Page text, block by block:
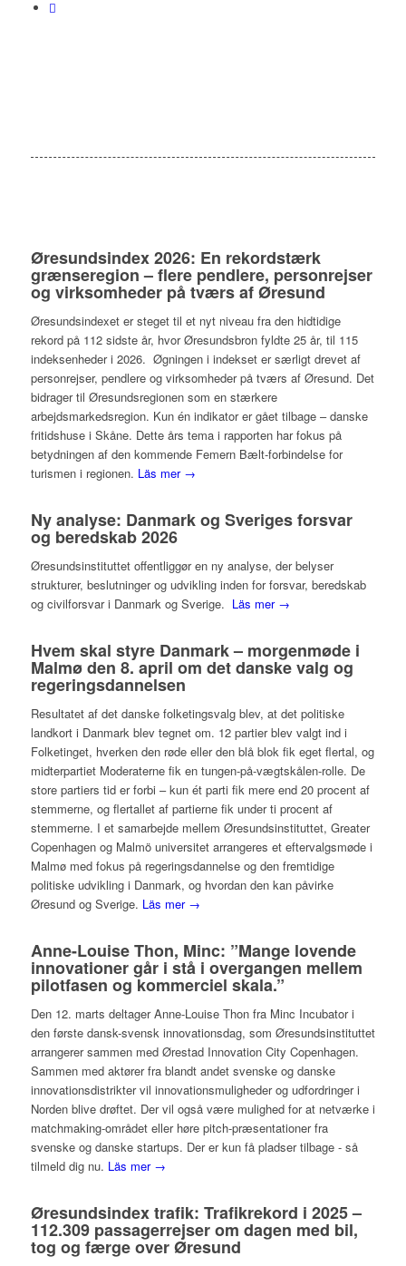
Øresundsindex 2026: En rekordstærk
grænseregion – flere pendlere, personrejser
og virksomheder på tværs af Øresund
Øresundsindexet er steget til et nyt niveau fra den hidtidige
rekord på 112 sidste år, hvor Øresundsbron fyldte 25 år, til 115
indeksenheder i 2026. Øgningen i indekset er særligt drevet af
personrejser, pendlere og virksomheder på tværs af Øresund. Det
bidrager til Øresundsregionen som en stærkere
arbejdsmarkedsregion. Kun én indikator er gået tilbage – danske
fritidshuse i Skåne. Dette års tema i rapporten har fokus på
betydningen af den kommende Femern Bælt-forbindelse for
turismen i regionen. Läs mer →
Ny analyse: Danmark og Sveriges forsvar
og beredskab 2026
Øresundsinstituttet offentliggør en ny analyse, der belyser
strukturer, beslutninger og udvikling inden for forsvar, beredskab
og civilforsvar i Danmark og Sverige. Läs mer →
Hvem skal styre Danmark – morgenmøde i
Malmø den 8. april om det danske valg og
regeringsdannelsen
Resultatet af det danske folketingsvalg blev, at det politiske
landkort i Danmark blev tegnet om. 12 partier blev valgt ind i
Folketinget, hverken den røde eller den blå blok fik eget flertal, og
midterpartiet Moderaterne fik en tungen-på-vægtskålen-rolle. De
store partiers tid er forbi – kun ét parti fik mere end 20 procent af
stemmerne, og flertallet af partierne fik under ti procent af
stemmerne. I et samarbejde mellem Øresundsinstituttet, Greater
Copenhagen og Malmö universitet arrangeres et eftervalgsmøde i
Malmø med fokus på regeringsdannelse og den fremtidige
politiske udvikling i Danmark, og hvordan den kan påvirke
Øresund og Sverige. Läs mer →
Anne-Louise Thon, Minc: ”Mange lovende
innovationer går i stå i overgangen mellem
pilotfasen og kommerciel skala.”
Den 12. marts deltager Anne-Louise Thon fra Minc Incubator i
den første dansk-svensk innovationsdag, som Øresundsinstituttet
arrangerer sammen med Ørestad Innovation City Copenhagen.
Sammen med aktører fra blandt andet svenske og danske
innovationsdistrikter vil innovationsmuligheder og udfordringer i
Norden blive drøftet. Der vil også være mulighed for at netværke i
matchmaking-området eller høre pitch-præsentationer fra
svenske og danske startups. Der er kun få pladser tilbage - så
tilmeld dig nu. Läs mer →
Øresundsindex trafik: Trafikrekord i 2025 –
112.309 passagerrejser om dagen med bil,
tog og færge over Øresund